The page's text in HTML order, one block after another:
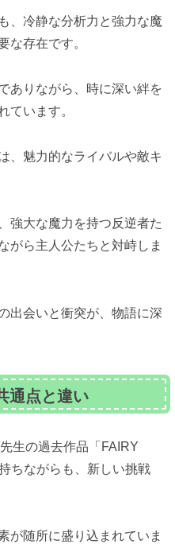
、冷静な分析力と強力な魔
な存在です。
ありながら、時に深い絆を
ています。
、魅力的なライバルや敵キ
強大な魔力を持つ反逆者た
がら主人公たちと対峙しま
出会いと衝突が、物語に深
通点と違い
生の過去作品「FAIRY
ちながらも、新しい挑戦
が随所に盛り込まれていま